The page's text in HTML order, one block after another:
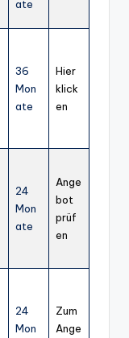
ate
36
Mon
ate
Hier
klick
en
24
Mon
ate
Ange
bot
prüf
en
24
Mon
Zum
Ange